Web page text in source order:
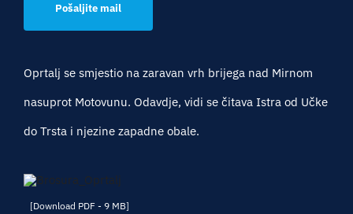
Pošaljite mail
Oprtalj se smjestio na zaravan vrh brijega nad Mirnom
nasuprot Motovunu. Odavdje, vidi se čitava Istra od Učke
do Trsta i njezine zapadne obale.
[Download PDF - 9 MB]